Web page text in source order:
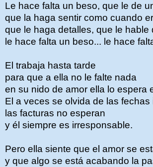
Le hace falta un beso, que le de
que la haga sentir como cuando
que le haga detalles, que le hable
le hace falta un beso... le hace
El trabaja hasta tarde
para que a ella no le falte nada
en su nido de amor ella lo espera
El a veces se olvida de las fechas
las facturas no esperan
y él siempre es irresponsable.
Pero ella siente que el amor se
y que algo se está acabando la